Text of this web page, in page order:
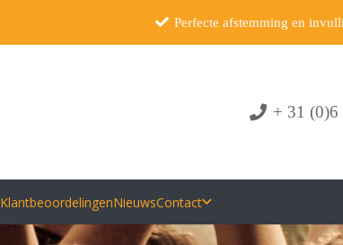
Perfecte afstemming en
+ 31
KlantbeoordelingenNieuwsContact